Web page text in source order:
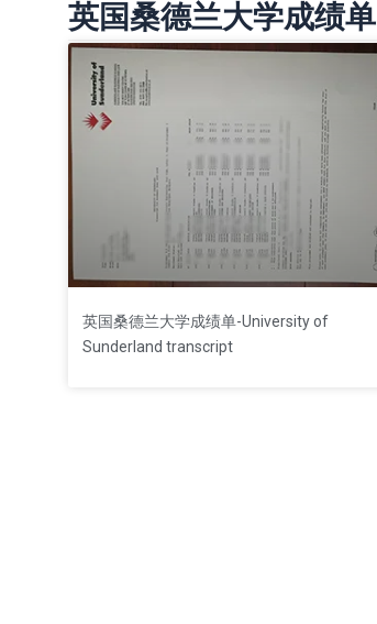
英国桑德兰大学成绩单
英国桑德兰大学成绩单-University of
Sunderland transcript